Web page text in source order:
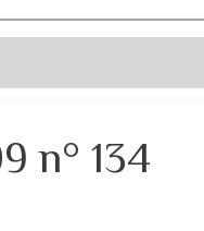
n° 134